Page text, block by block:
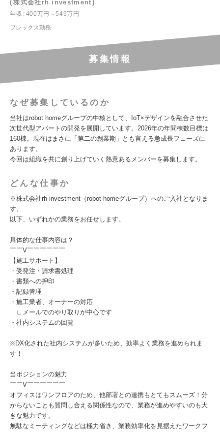
株式会社rh investment
年収
400万円～549万円
フレックス勤務
募集情報
なぜ募集しているのか
当社はrobot homeグループの中核として、IoT×デザインを融合させた
次世代型アパートの開発を展開しています。2026年の年間棟数目標は
160棟。現在はまさに「第二の創業期」とも言える急成長フェーズに
あります。
今回は組織を共に創り上げていく熱意あるメンバーを募集します。
どんな仕事か
※株式会社rh investment（robot homeグループ）へのご入社となりま
す。
以下、いずれかの業務をお任せします。
具体的な仕事内容は？
￣￣V￣￣￣￣￣￣
【施工サポート】
・受発注・請求書処理
・書類への押印
・記録管理
・施工業者、オーナーの対応
∟メールでのやり取りが中心です
・社内システムの回覧
※DX化された社内システムが多いため、効率よく業務を進められま
す！
当ポジションの魅力
￣￣V￣￣￣￣￣￣
オフィスはワンフロアのため、他部署との連携もとてもスムーズ！分
からないことも質問し合える関係性なので、業務が進めやすいのも大
きな魅力です。
無駄なミーティングなどは極力省き、業務効率化を見据えたワークフ